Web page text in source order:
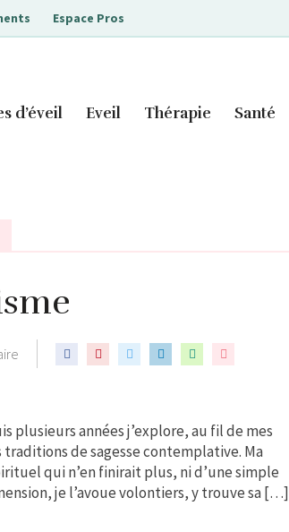
Espace Pros
d’éveil Eveil Thérapie Santé
plusieurs années j’explore, au fil de mes
de sagesse contemplative. Ma
qui n’en finirait plus, ni d’une simple
je l’avoue volontiers, y trouve sa […]